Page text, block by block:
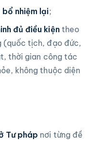
nhiệm lại;
đủ điều kiệntheo
(quốc tịch, đạo đức,
thời gian công tác
không thuộc diện
Tư pháp nơi từng đề